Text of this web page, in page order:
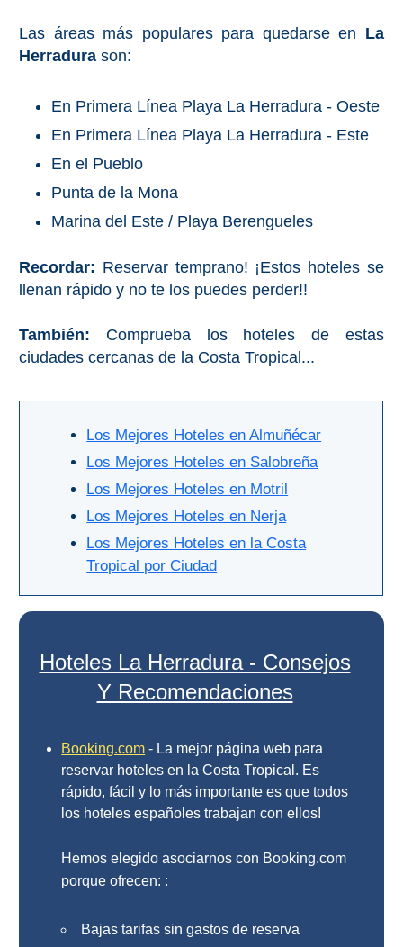
Pitres
Trevélez
PUEBLOS
BLANCOS
Grazalema
Zahara de la
Setenil de
las Bodegas
Reserva de
Ardales
Museos
Las áreas más populares para quedarse en La
Herradura son:
En Primera Línea Playa La Herradura - Oeste
En Primera Línea Playa La Herradura - Este
En el Pueblo
Punta de la Mona
Marina del Este / Playa Berengueles
Recordar: Reservar temprano! ¡Estos hoteles se
llenan rápido y no te los puedes perder!!
También: Comprueba los hoteles de estas
ciudades cercanas de la Costa Tropical...
Los Mejores Hoteles en Almuñécar
Los Mejores Hoteles en Salobreña
Los Mejores Hoteles en Motril
Los Mejores Hoteles en Nerja
Los Mejores Hoteles en la Costa
Tropical por Ciudad
Hoteles La Herradura - Consejos
Y Recomendaciones
Booking.com - La mejor página web para
reservar hoteles en la Costa Tropical. Es
rápido, fácil y lo más importante es que todos
los hoteles españoles trabajan con ellos!
Hemos elegido asociarnos con Booking.com
porque ofrecen: :
Bajas tarifas sin gastos de reserva